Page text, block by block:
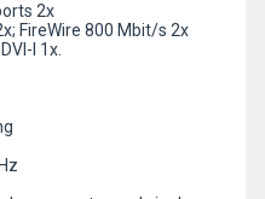
2x
FireWire 800 Mbit/s 2x
I 1x.